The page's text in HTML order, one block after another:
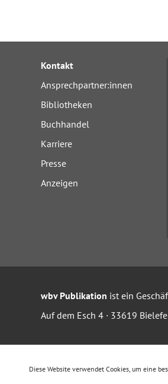
Kontakt
Ansprechpartner:innen
Bibliotheken
Buchhandel
Karriere
Presse
Anzeigen
wbv Publikation ist ein
Auf dem Esch 4 · 33619
Diese Website verwendet Cookies, um eine